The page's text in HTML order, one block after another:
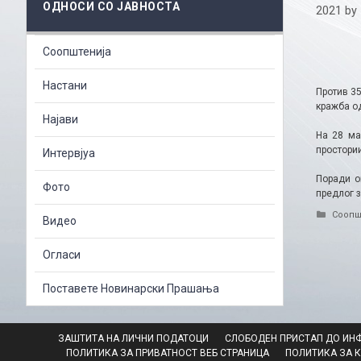
2021 by
Против
кражба
На 28
Поради
предлог
ОДНОСИ СО ЈАВНОСТА
Соопштенија
Настани
Најави
Интервјуа
Фото
Видео
Огласи
Поставете Новинарски Прашања
ЗАШТИТА НА ЛИЧНИ ПОДАТОЦИ СЛОБОДЕН ПРИСТАП ДО
ПОЛИТИКА ЗА ПРИВАТНОСТ ВЕБ СТРАНИЦА
ПОЛИТИКА ЗА